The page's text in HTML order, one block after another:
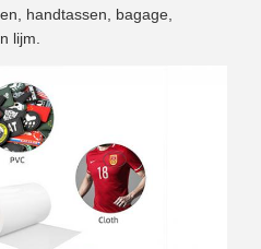
handtassen, bagage,
lijm.